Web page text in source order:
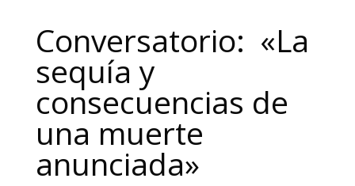
Conversatorio: «La
sequía y
consecuencias de
una muerte
anunciada»